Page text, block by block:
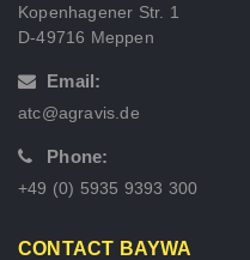
Kopenhagener Str. 1
D-49716 Meppen
Email:
atc@agravis.de
Phone:
+49 (0) 5935 9393 300
CONTACT BAYWA